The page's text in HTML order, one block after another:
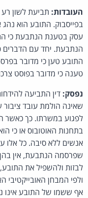
העובדות: תביעת לשון
בפייסבוק. התובע הוא
עסק בטענת הנתבעת כי
הנתבעת. יחד עם
התובע טען כי מדובר
טענה כי מדובר בפוסט
נפסק: דין התביעה
שאינה הולמת עובד ציבור
לפגוע במשרתו. כך כאשר
בתחנות האוטובוס או כי
אנשים ללא סיבה. כל אלו
שפרסמה הנתבעת, אין
לבזות ולהשפיל את
ולפי המבחן
אף ששמו של התובע אינו